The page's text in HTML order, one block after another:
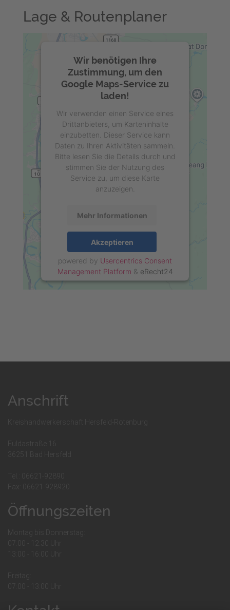
Lage & Routenplaner
Wir benötigen Ihre
Zustimmung, um den
Google Maps-Service zu
laden!
Wir verwenden einen Service eines
Drittanbieters, um Karteninhalte
einzubetten. Dieser Service kann
Daten zu Ihren Aktivitäten sammeln.
Bitte lesen Sie die Details durch und
stimmen Sie der Nutzung des
Service zu, um diese Karte
anzuzeigen.
Mehr Informationen
Akzeptieren
powered by Usercentrics Consent
Management Platform & eRecht24
Anschrift
Kreishandwerkerschaft Hersfeld-Rotenburg
Fuldastraße 16
36251 Bad Hersfeld
Tel.: 06621-92890
Fax: 06621-928920
Öffnungszeiten
Montag bis Donnerstag:
07:00 - 12:30 Uhr
13:00 - 16:00 Uhr
Freitag:
07:00 - 13:00 Uhr